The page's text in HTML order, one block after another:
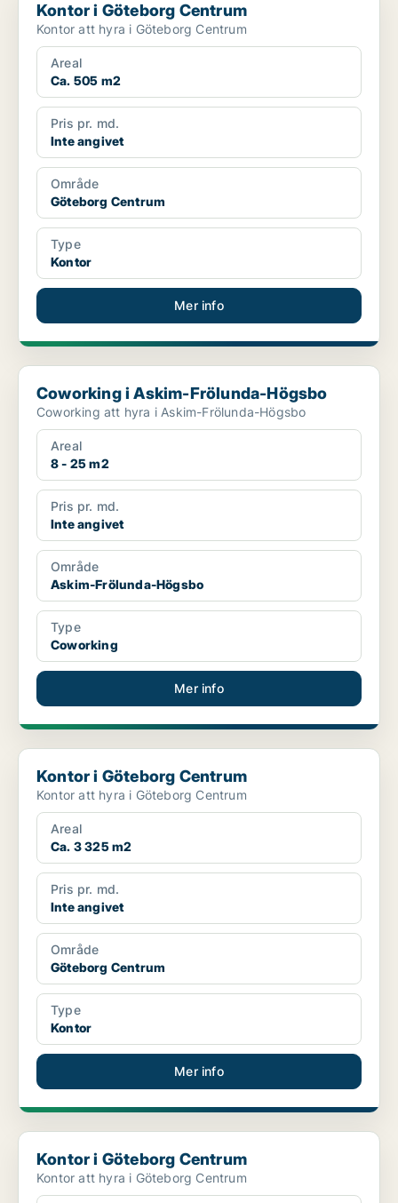
Kontor i Göteborg Centrum
Kontor att hyra i Göteborg Centrum
Areal
Ca. 505 m2
Pris pr. md.
Inte angivet
Område
Göteborg Centrum
Type
Kontor
Mer info
Coworking i Askim-Frölunda-Högsbo
Coworking i Askim-Frölunda-Högsbo
Coworking att hyra i Askim-Frölunda-Högsbo
Areal
8 - 25 m2
Pris pr. md.
Inte angivet
Område
Askim-Frölunda-Högsbo
Type
Coworking
Mer info
Kontor i Göteborg Centrum
Kontor i Göteborg Centrum
Kontor att hyra i Göteborg Centrum
Areal
Ca. 3 325 m2
Pris pr. md.
Inte angivet
Område
Göteborg Centrum
Type
Kontor
Mer info
Kontor i Göteborg Centrum
Kontor i Göteborg Centrum
Kontor att hyra i Göteborg Centrum